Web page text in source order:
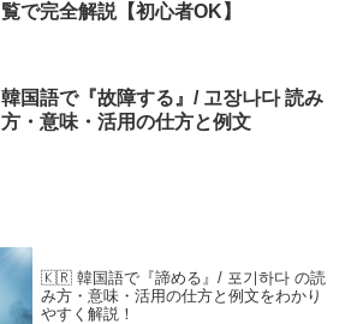
覧で完全解説【初心者OK】
韓国語で『故障する』/ 고장나다 読み
方・意味・活用の仕方と例文
🇰🇷 韓国語で『諦める』/ 포기하다 の読
み方・意味・活用の仕方と例文をわかり
やすく解説！